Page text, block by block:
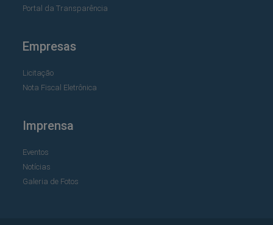
Portal da Transparência
Empresas
Licitação
Nota Fiscal Eletrônica
Imprensa
Eventos
Notícias
Galeria de Fotos